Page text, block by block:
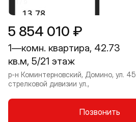
5 854 010 ₽
1—комн. квартира, 42.73
кв.м, 5/21 этаж
р-н Коминтерновский, Домино, ул. 45
стрелковой дивизии ул.,
Позвонить